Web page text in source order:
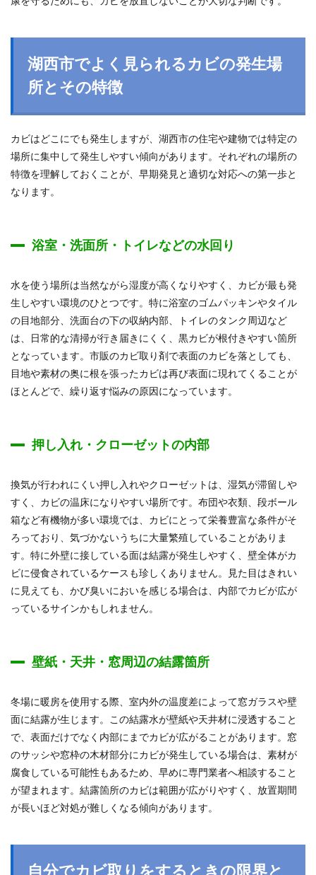
湖西市でよく見られるカビの発生場
所とその特徴
カビはどこにでも発生しますが、湖西市の住宅や建物では特定の
場所に集中して発生しやすい傾向があります。それぞれの場所の
特徴を理解しておくことが、早期発見と適切な対応への第一歩と
なります。
浴室・洗面所・トイレなどの水回り
水を使う場所は当然ながら湿度が高くなりやすく、カビが最も発
生しやすい環境のひとつです。特に浴室のゴムパッキンやタイル
の目地部分、洗面台の下の収納内部、トイレのタンク周辺など
は、日常的な清掃が行き届きにくく、黒カビが根付きやすい箇所
となっています。市販のカビ取り剤で表面のカビを落としても、
目地や素材の奥に根を張ったカビは再び表面に現れてくることが
ほとんどで、繰り返す悩みの原因になっています。
押し入れ・クローゼットの内部
換気が行われにくい押し入れやクローゼットは、湿気が滞留しや
すく、カビの温床になりやすい場所です。布団や衣類、段ボール
箱など有機物が多い環境では、カビにとって栄養豊富な条件がそ
ろっており、気づかないうちに大量繁殖していることがありま
す。特に外壁に接している面は結露が発生しやすく、壁全体がカ
ビに侵食されているケースも珍しくありません。見た目はきれい
に見えても、かび臭いにおいを感じる場合は、内部でカビが広が
っているサインかもしれません。
壁紙・天井・窓周辺の結露箇所
冬場に暖房を使用する際、室内外の温度差によって窓ガラスや壁
面に結露が生じます。この結露水が壁紙や天井材に浸透すること
で、表面だけでなく内部にまでカビが広がることがあります。窓
のサッシや窓枠の木材部分にカビが発生している場合は、素材が
腐食している可能性もあるため、早めに専門業者へ相談すること
が望まれます。結露箇所のカビは範囲が広がりやすく、放置期間
が長いほど対処が難しくなる傾向があります。
自分でカビ取りをするときの限界と